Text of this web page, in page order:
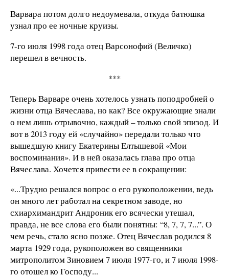
Варвара потом долго недоумевала, откуда батюшка
узнал про ее ночные круизы.
7-го июля 1998 года отец Варсонофий (Величко)
перешел в вечность.
***
Теперь Варваре очень хотелось узнать поподробней о
жизни отца Вячеслава, но как? Все окружающие знали
о нем лишь отрывочно, каждый – только свой эпизод. И
вот в 2013 году ей «случайно» передали только что
вышедшую книгу Екатерины Елтышевой «Мои
воспоминания». И в ней оказалась глава про отца
Вячеслава. Хочется привести ее в сокращении:
«...Трудно решался вопрос о его рукоположении, ведь
он много лет работал на секретном заводе, но
схиархимандрит Андроник его всячески утешал,
правда, не все слова его были понятны: “8, 7, 7, 7...”. О
чем речь, стало ясно позже. Отец Вячеслав родился 8
марта 1929 года, рукоположен во священники
митрополитом Зиновием 7 июля 1977-го, и 7 июля 1998-
го отошел ко Господу...